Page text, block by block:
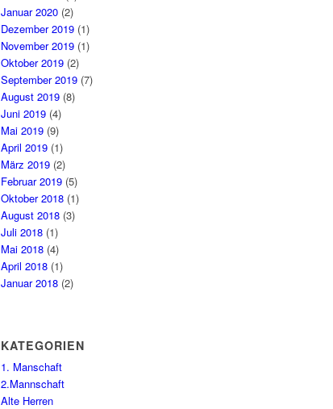
Januar 2020 (2)
Dezember 2019 (1)
November 2019 (1)
Oktober 2019 (2)
September 2019 (7)
August 2019 (8)
Juni 2019 (4)
Mai 2019 (9)
April 2019 (1)
März 2019 (2)
Februar 2019 (5)
Oktober 2018 (1)
August 2018 (3)
Juli 2018 (1)
Mai 2018 (4)
April 2018 (1)
Januar 2018 (2)
KATEGORIEN
1. Manschaft
2.Mannschaft
Alte Herren